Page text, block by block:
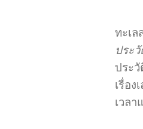
ทะเล
ประ
ประ
เรื่อ
เวลา